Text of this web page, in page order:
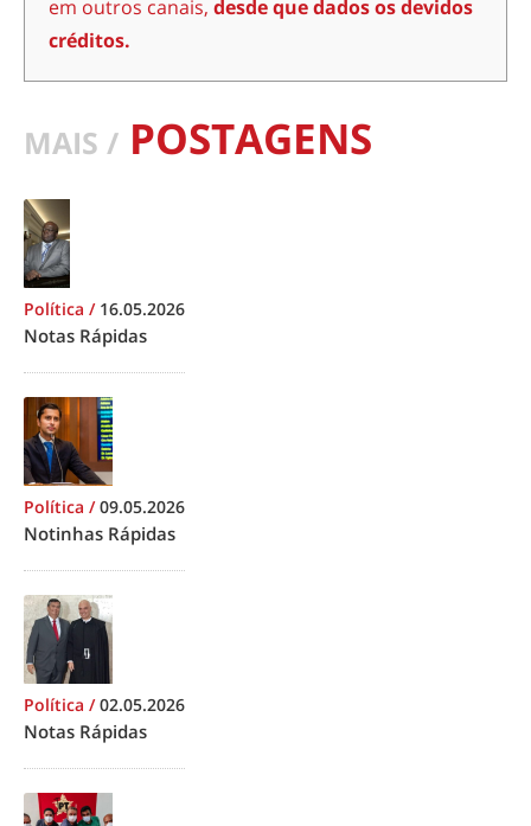
em outros canais, desde que dados os devidos
créditos.
MAIS / POSTAGENS
Política / 16.05.2026
Notas Rápidas
Política /09.05.2026
Notinhas Rápidas
Política /02.05.2026
Notas Rápidas